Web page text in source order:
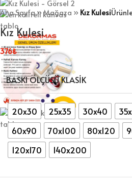
Ana Sayfa»Mağaza » Kız Kulesi
Kız Kulesi
376₺
BASKI ÖLÇÜSÜ KLASIK
20x30 25x35 30x40
60x90
70x100 80x120
120x170
140x200